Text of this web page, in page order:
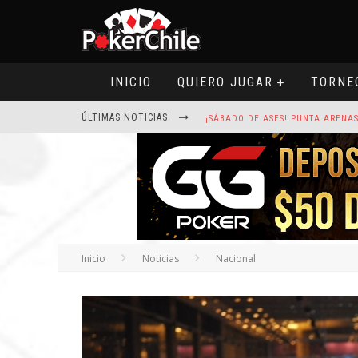
INICIO QUIERO JUGAR
ÚLTIMAS NOTICIAS
ROAD TO CLSOP PUERTO PLATA,
HOY CAMISETA FIRMADA POR
Inicio Noticias Nacional